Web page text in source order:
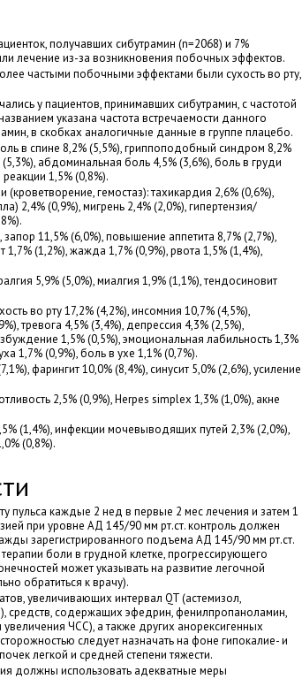
получавших сибутрамин (n=2068) и 7%
лечение из-за возникновения побочных эффектов.
частыми побочными эффектами были сухость во рту,
у пациентов, принимавших сибутрамин, с частотой
указана частота встречаемости данного
в скобках аналогичные данные в группе плацебо.
в спине 8,2% (5,5%), гриппоподобный синдром 8,2%
абдоминальная боль 4,5% (3,6%), боль в груди
1,5% (0,8%).
гемостаз): тахикардия 2,6% (0,6%),
2,4% (0,9%), мигрень 2,4% (2,0%), гипертензия/
11,5% (6,0%), повышение аппетита 8,7% (2,7%),
1,7% (1,2%), жажда 1,7% (0,9%), рвота 1,5% (1,4%),
5,9% (5,0%), миалгия 1,9% (1,1%), тендосиновит
во рту 17,2% (4,2%), инсомния 10,7% (4,5%),
тревога 4,5% (3,4%), депрессия 4,3% (2,5%),
1,5% (0,5%), эмоциональная лабильность 1,3%
1,7% (0,9%), боль в ухе 1,1% (0,7%).
фарингит 10,0% (8,4%), синусит 5,0% (2,6%), усиление
2,5% (0,9%), Herpes simplex 1,3% (1,0%), акне
(1,4%), инфекции мочевыводящих путей 2,3% (2,0%),
(0,8%).
пульса каждые 2 нед в первые 2 мес лечения и затем 1
при уровне АД 145/90 мм рт.ст. контроль должен
зарегистрированного подъема АД 145/90 мм рт.ст.
боли в грудной клетке, прогрессирующего
может указывать на развитие легочной
обратиться к врачу).
увеличивающих интервал QT (астемизол,
средств, содержащих эфедрин, фенилпропаноламин,
ЧСС), а также других анорексигенных
следует назначать на фоне гипокалие- и
легкой и средней степени тяжести.
должны использовать адекватные меры